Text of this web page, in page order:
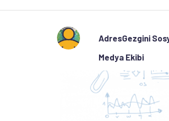
AdresGezgini
Medya Ekibi